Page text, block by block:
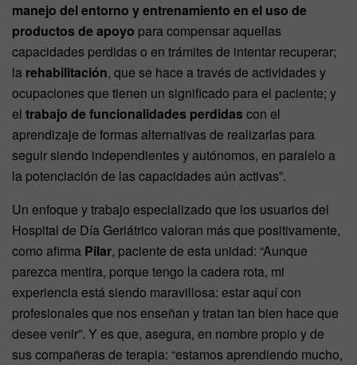
manejo del entorno y entrenamiento en el uso de
productos de apoyo para compensar aquellas
capacidades perdidas o en trámites de intentar recuperar;
la rehabilitación, que se hace a través de actividades y
ocupaciones que tienen un significado para el paciente; y
el trabajo de funcionalidades perdidas con el
aprendizaje de formas alternativas de realizarlas para
seguir siendo independientes y autónomos, en paralelo a
la potenciación de las capacidades aún activas”.
Un enfoque y trabajo especializado que los usuarios del
Hospital de Día Geriátrico valoran más que positivamente,
como afirma Pilar, paciente de esta unidad: “Aunque
parezca mentira, porque tengo la cadera rota, mi
experiencia está siendo maravillosa: estar aquí con
profesionales que nos enseñan y tratan tan bien hace que
desee venir”. Y es que, asegura, en nombre propio y de
sus compañeras de terapia: “estamos aprendiendo mucho,